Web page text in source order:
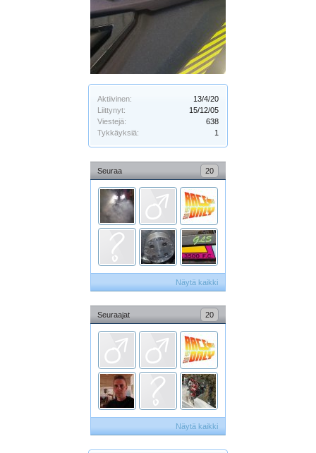
Aktiivinen:
13/4/20
Liittynyt:
15/12/05
Viestejä:
638
Tykkäyksiä:
1
Seuraa 20
Näytä kaikki
Seuraajat 20
Näytä kaikki